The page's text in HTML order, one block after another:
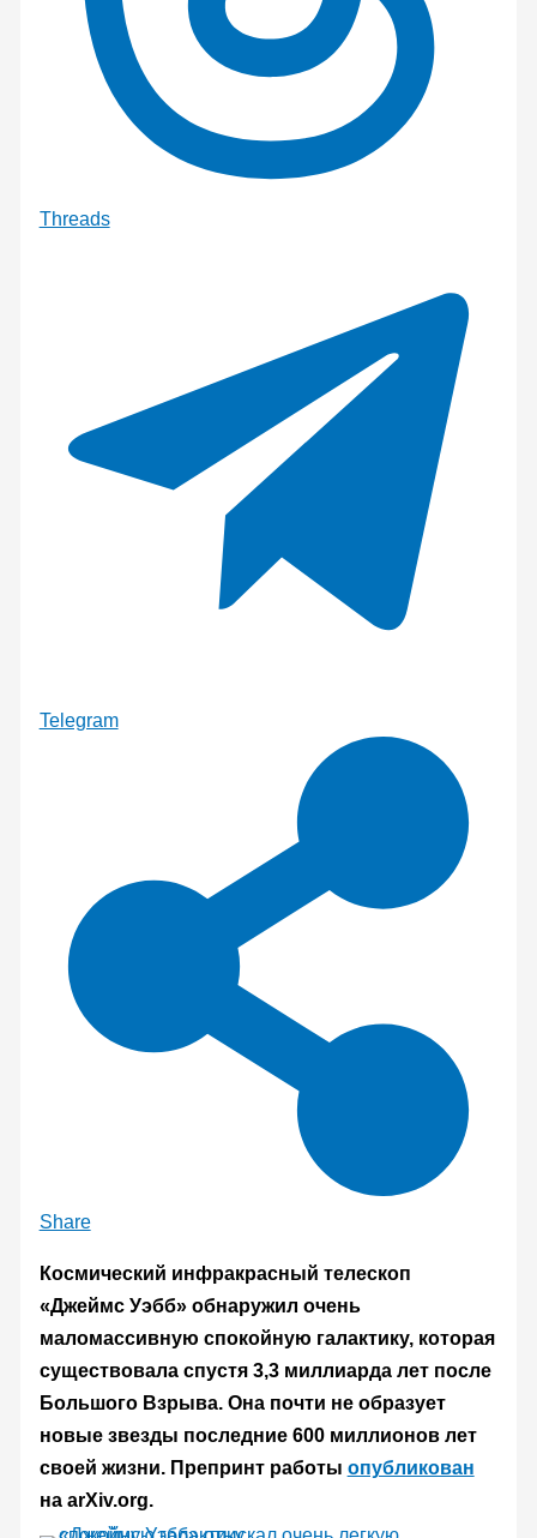
Threads
Telegram
Share
Космический инфракрасный телескоп
«Джеймс Уэбб» обнаружил очень
маломассивную спокойную галактику, которая
существовала спустя 3,3 миллиарда лет после
Большого Взрыва. Она почти не образует
новые звезды последние 600 миллионов лет
своей жизни. Препринт работы опубликован
на arXiv.org.